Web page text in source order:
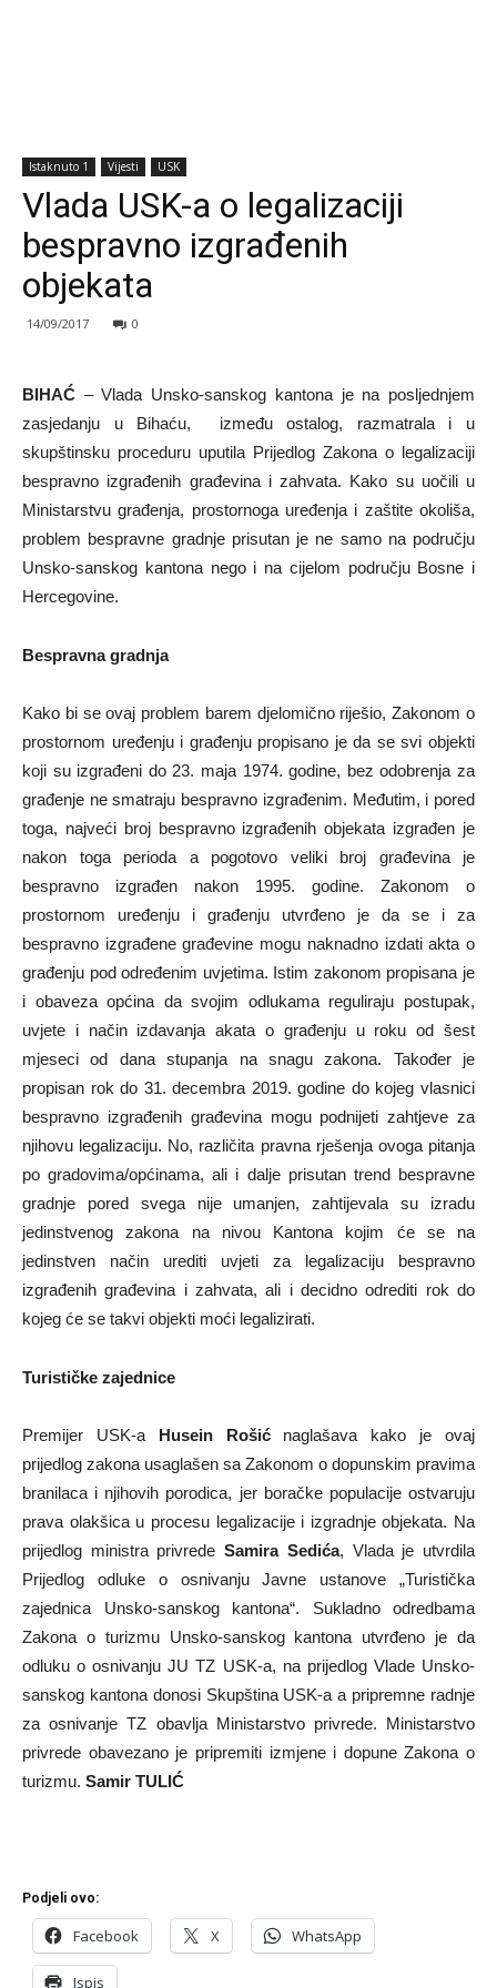
Istaknuto 1 Vijesti USK
Vlada USK-a o legalizaciji
bespravno izgrađenih
objekata
14/09/2017 0
BIHAĆ – Vlada Unsko-sanskog kantona je na posljednjem
zasjedanju u Bihaću, između ostalog, razmatrala i u
skupštinsku proceduru uputila Prijedlog Zakona o legalizaciji
bespravno izgrađenih građevina i zahvata. Kako su uočili u
Ministarstvu građenja, prostornoga uređenja i zaštite okoliša,
problem bespravne gradnje prisutan je ne samo na području
Unsko-sanskog kantona nego i na cijelom području Bosne i
Hercegovine.
Bespravna gradnja
Kako bi se ovaj problem barem djelomično riješio, Zakonom o
prostornom uređenju i građenju propisano je da se svi objekti
koji su izgrađeni do 23. maja 1974. godine, bez odobrenja za
građenje ne smatraju bespravno izgrađenim. Međutim, i pored
toga, najveći broj bespravno izgrađenih objekata izgrađen je
nakon toga perioda a pogotovo veliki broj građevina je
bespravno izgrađen nakon 1995. godine. Zakonom o
prostornom uređenju i građenju utvrđeno je da se i za
bespravno izgrađene građevine mogu naknadno izdati akta o
građenju pod određenim uvjetima. Istim zakonom propisana je
i obaveza općina da svojim odlukama reguliraju postupak,
uvjete i način izdavanja akata o građenju u roku od šest
mjeseci od dana stupanja na snagu zakona. Također je
propisan rok do 31. decembra 2019. godine do kojeg vlasnici
bespravno izgrađenih građevina mogu podnijeti zahtjeve za
njihovu legalizaciju. No, različita pravna rješenja ovoga pitanja
po gradovima/općinama, ali i dalje prisutan trend bespravne
gradnje pored svega nije umanjen, zahtijevala su izradu
jedinstvenog zakona na nivou Kantona kojim će se na
jedinstven način urediti uvjeti za legalizaciju bespravno
izgrađenih građevina i zahvata, ali i decidno odrediti rok do
kojeg će se takvi objekti moći legalizirati.
Turističke zajednice
Premijer USK-a Husein Rošićnaglašava kako je ovaj
prijedlog zakona usaglašen sa Zakonom o dopunskim pravima
branilaca i njihovih porodica, jer boračke populacije ostvaruju
prava olakšica u procesu legalizacije i izgradnje objekata. Na
prijedlog ministra privredeSamira Sedića, Vlada je utvrdila
Prijedlog odluke o osnivanju Javne ustanove „Turistička
zajednica Unsko-sanskog kantona“. Sukladno odredbama
Zakona o turizmu Unsko-sanskog kantona utvrđeno je da
odluku o osnivanju JU TZ USK-a, na prijedlog Vlade Unsko-
sanskog kantona donosi Skupština USK-a a pripremne radnje
za osnivanje TZ obavlja Ministarstvo privrede. Ministarstvo
privrede obavezano je pripremiti izmjene i dopune Zakona o
turizmu. Samir TULIĆ
Podjeli ovo:
Facebook X WhatsApp
Ispis